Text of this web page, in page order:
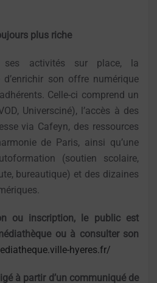
plus riche
ses activités sur place, la
son offre numérique
Celle-ci comprend un
Universciné), l’accès à des
via Cafeyn, des ressources
de Paris, ainsi qu’une
(soutien scolaire,
bureautique) et des dizaines
ou inscription, le public est
ou à consulter son
hyeres.fr/
à partir d’un communiqué de